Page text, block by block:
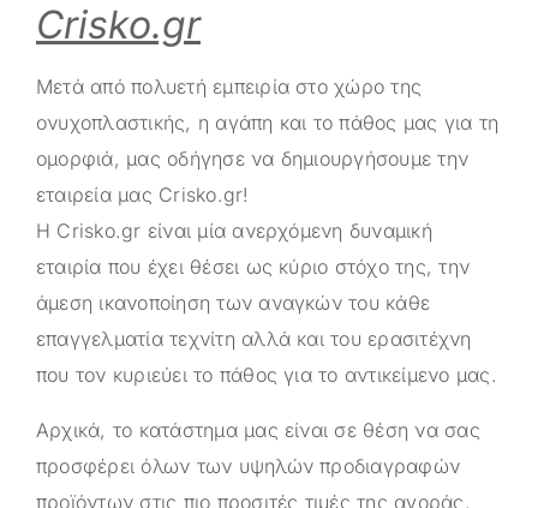
Crisko.gr
Μετά από πολυετή εμπειρία στο χώρο της
ονυχοπλαστικής, η αγάπη και το πάθος μας για τη
ομορφιά, μας οδήγησε να δημιουργήσουμε την
εταιρεία μας Crisko.gr!
Η Crisko.gr είναι μία ανερχόμενη δυναμική
εταιρία που έχει θέσει ως κύριο στόχο της, την
άμεση ικανοποίηση των αναγκών του κάθε
επαγγελματία τεχνίτη αλλά και του ερασιτέχνη
που τον κυριεύει το πάθος για το αντικείμενο μας.
Αρχικά, το κατάστημα μας είναι σε θέση να σας
προσφέρει όλων των υψηλών προδιαγραφών
προϊόντων στις πιο προσιτές τιμές της αγοράς.